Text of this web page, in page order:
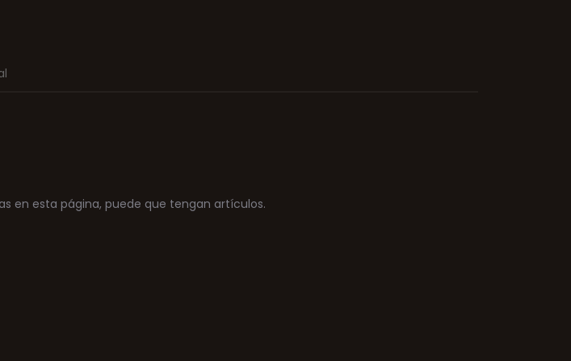
en esta página, puede que tengan artículos.